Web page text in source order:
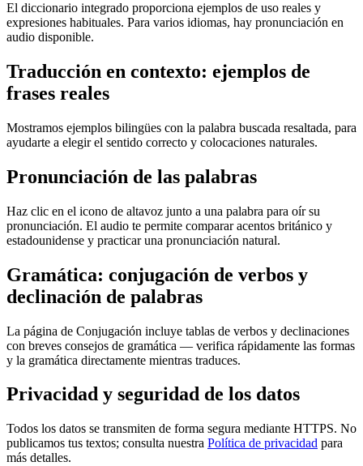
El diccionario integrado proporciona ejemplos de uso reales y
expresiones habituales. Para varios idiomas, hay pronunciación en
audio disponible.
Traducción en contexto: ejemplos de
frases reales
Mostramos ejemplos bilingües con la palabra buscada resaltada, para
ayudarte a elegir el sentido correcto y colocaciones naturales.
Pronunciación de las palabras
Haz clic en el icono de altavoz junto a una palabra para oír su
pronunciación. El audio te permite comparar acentos británico y
estadounidense y practicar una pronunciación natural.
Gramática: conjugación de verbos y
declinación de palabras
La página de Conjugación incluye tablas de verbos y declinaciones
con breves consejos de gramática — verifica rápidamente las formas
y la gramática directamente mientras traduces.
Privacidad y seguridad de los datos
Todos los datos se transmiten de forma segura mediante HTTPS. No
publicamos tus textos; consulta nuestra Política de privacidad para
más detalles.